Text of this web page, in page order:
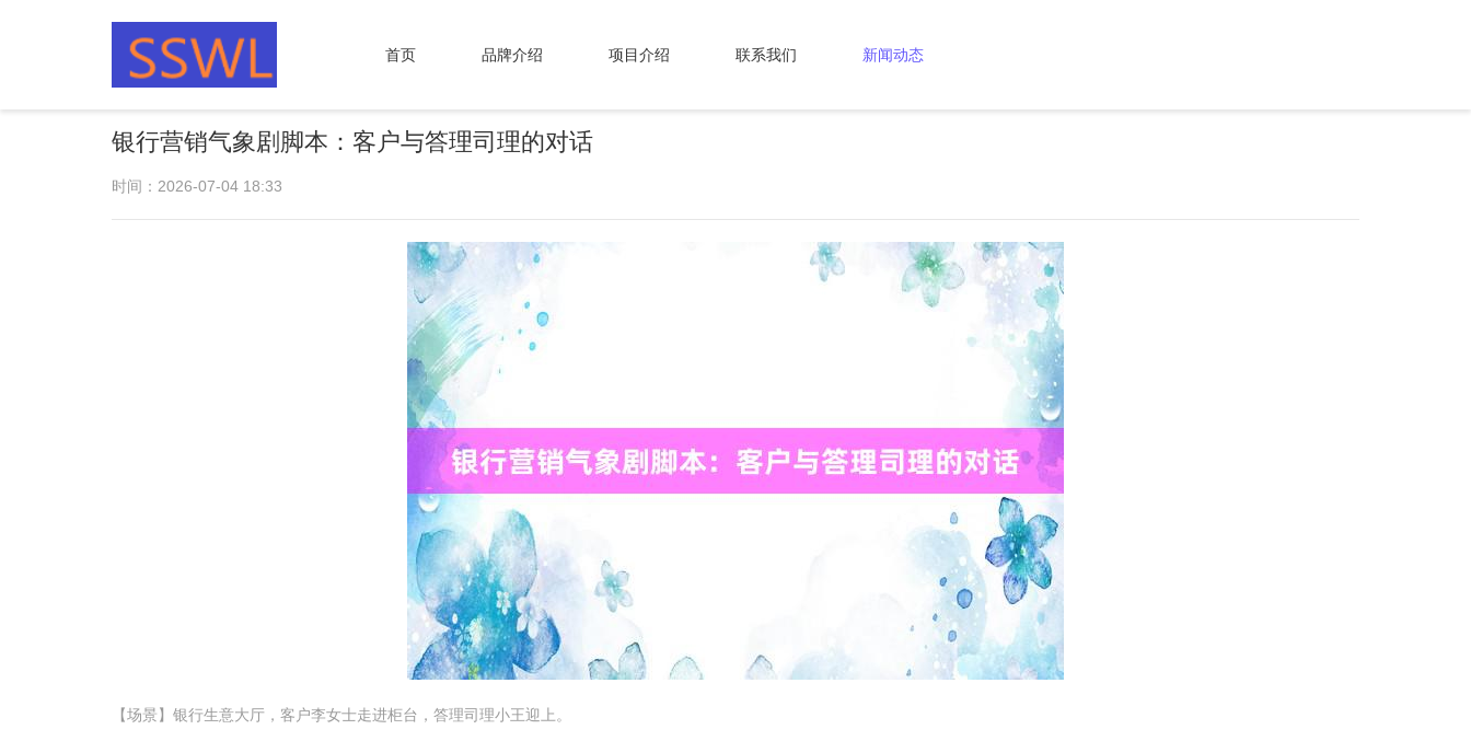
首页 品牌介绍 项目介绍 联系我们 新闻动态
银行营销气象剧脚本：客户与答理司理的对话
时间：2026-07-04 18:33
【场景】银行生意大厅，客户李女士走进柜台，答理司理小王迎上。